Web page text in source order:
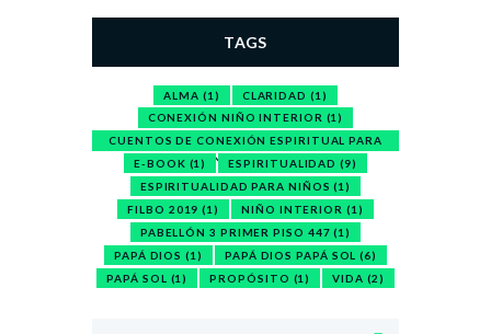
TAGS
ALMA (1) CLARIDAD (1)
CONEXIÓN NIÑO INTERIOR (1)
CUENTOS DE CONEXIÓN ESPIRITUAL PARA
NIÑOS(1)
E-BOOK (1) ESPIRITUALIDAD (9)
ESPIRITUALIDAD PARA NIÑOS (1)
FILBO 2019 (1) NIÑO INTERIOR (1)
PABELLÓN 3 PRIMER PISO 447 (1)
PAPÁ DIOS (1) PAPÁ DIOS PAPÁ SOL (6)
PAPÁ SOL (1) PROPÓSITO (1) VIDA (2)